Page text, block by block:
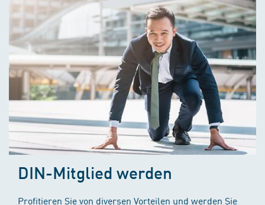
DIN-Mitglied werden
Profitieren Sie von diversen Vorteilen und werden Sie